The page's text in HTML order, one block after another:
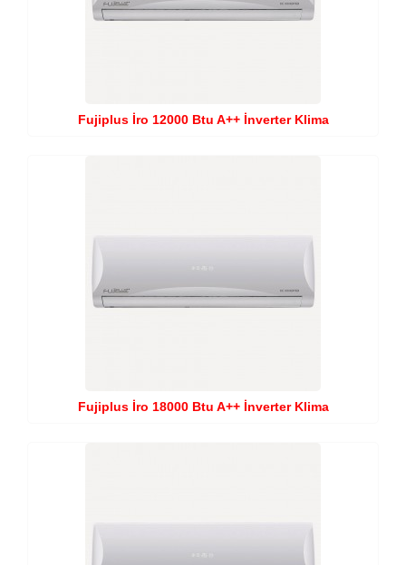
Fujiplus İro 12000 Btu A++ İnverter Klima
Fujiplus İro 18000 Btu A++ İnverter Klima